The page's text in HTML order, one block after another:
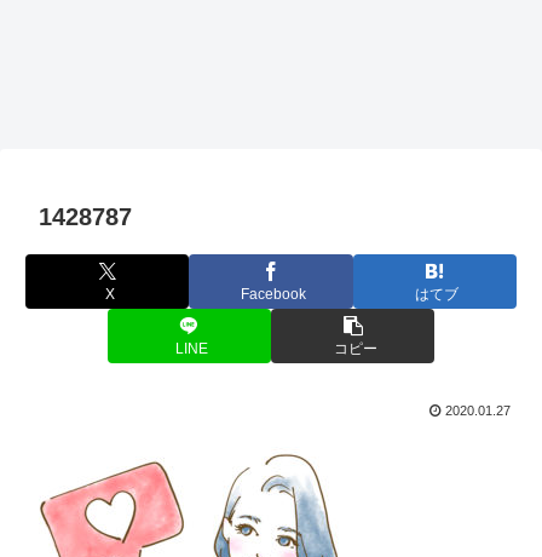
1428787
X Facebook はてブ
LINE コピー
2020.01.27